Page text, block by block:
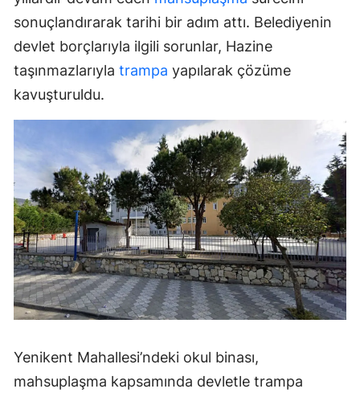
sonuçlandırarak tarihi bir adım attı. Belediyenin
devlet borçlarıyla ilgili sorunlar, Hazine
taşınmazlarıyla trampa yapılarak çözüme
kavuşturuldu.
Yenikent Mahallesi’ndeki okul binası,
mahsuplaşma kapsamında devletle trampa